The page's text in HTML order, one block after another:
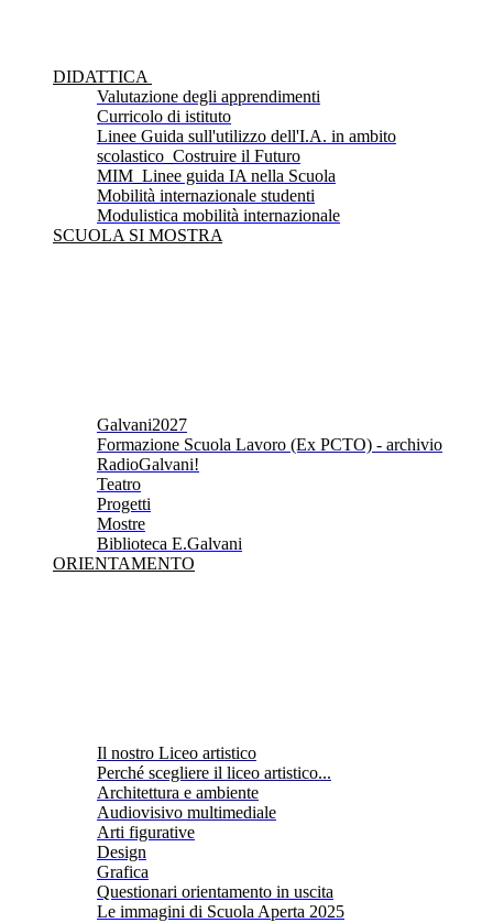
DIDATTICA
Valutazione degli apprendimenti
Curricolo di istituto
Linee Guida sull'utilizzo dell'I.A. in ambito
scolastico_Costruire il Futuro
MIM_Linee guida IA nella Scuola
Mobilità internazionale studenti
Modulistica mobilità internazionale
SCUOLA SI MOSTRA
Galvani2027
Formazione Scuola Lavoro (Ex PCTO) - archivio
RadioGalvani!
Teatro
Progetti
Mostre
Biblioteca E.Galvani
ORIENTAMENTO
Il nostro Liceo artistico
Perché scegliere il liceo artistico...
Architettura e ambiente
Audiovisivo multimediale
Arti figurative
Design
Grafica
Questionari orientamento in uscita
Le immagini di Scuola Aperta 2025